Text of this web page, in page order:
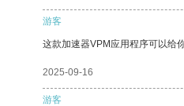
游客
这款加速器VPM应用程序可以给
2025-09-16
游客